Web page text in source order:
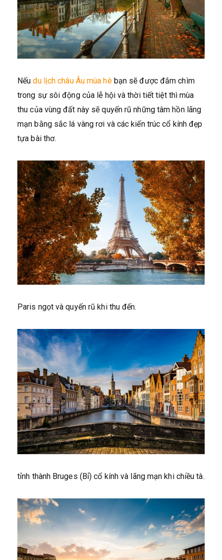
Nếudu lịch châu Âu mùa hèbạn sẽ được đắm chìm
trong sự sôi động của lễ hội và thời tiết tiệt thì mùa
thu của vùng đất này sẽ quyến rũ những tâm hồn lãng
mạn bằng sắc lá vàng rơi và các kiến trúc cổ kính đẹp
tựa bài thơ.
Paris ngọt và quyến rũ khi thu đến.
tỉnh thành Bruges (Bỉ) cổ kính và lãng mạn khi chiều tà.